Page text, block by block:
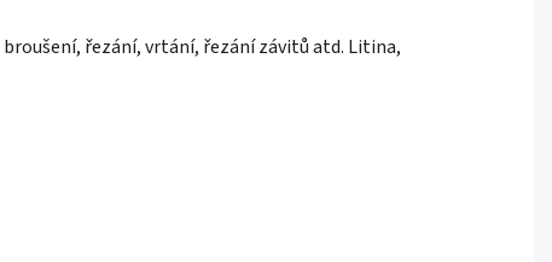
řezání, vrtání, řezání závitů atd. Litina,